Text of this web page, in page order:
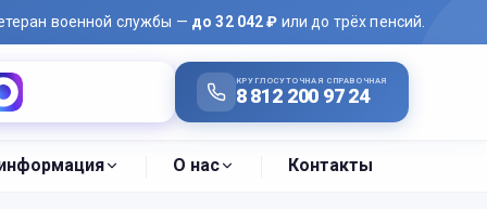
военной службы — до 32 042 ₽ или до трёх пенсий.
КРУГЛОСУТОЧНАЯ СПРАВОЧНАЯ
8 812 200 97 24
О нас Контакты